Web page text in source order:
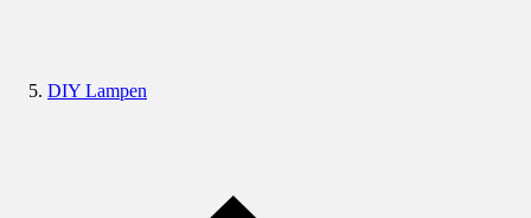
DIY Lampen